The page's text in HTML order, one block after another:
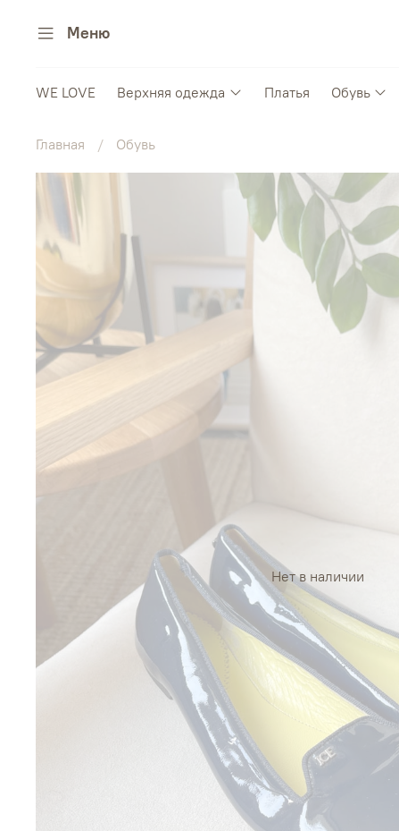
Меню
WE LOVE Верхняя одежда Платья Обувь
Главная Обувь
Нет в наличии